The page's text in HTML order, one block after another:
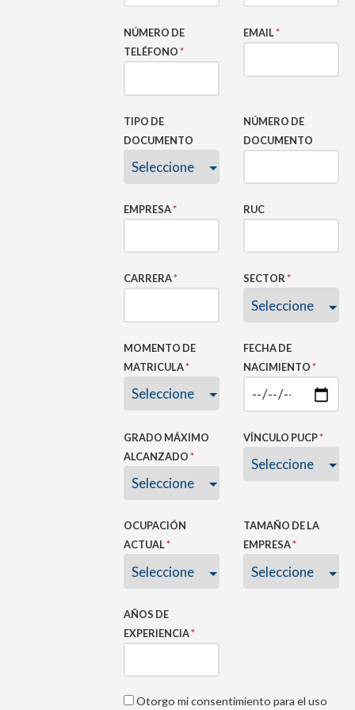
NÚMERO DE
TELÉFONO*
EMAIL*
TIPO DE
DOCUMENTO
NÚMERO DE
DOCUMENTO
EMPRESA* RUC
CARRERA* SECTOR*
MOMENTO DE
MATRICULA*
FECHA DE
NACIMIENTO*
GRADO MÁXIMO
ALCANZADO*
VÍNCULO PUCP*
OCUPACIÓN
ACTUAL*
TAMAÑO DE LA
EMPRESA*
AÑOS DE
EXPERIENCIA*
Otorgo mi consentimiento para el uso